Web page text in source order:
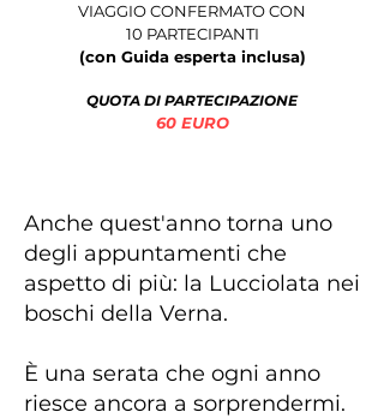
VIAGGIO CONFERMATO CON
10 PARTECIPANTI
(con Guida esperta inclusa)
​QUOTA DI PARTECIPAZIONE
60 EURO
Anche quest'anno torna uno
degli appuntamenti che
aspetto di più: la Lucciolata nei
boschi della Verna.
È una serata che ogni anno
riesce ancora a sorprendermi.